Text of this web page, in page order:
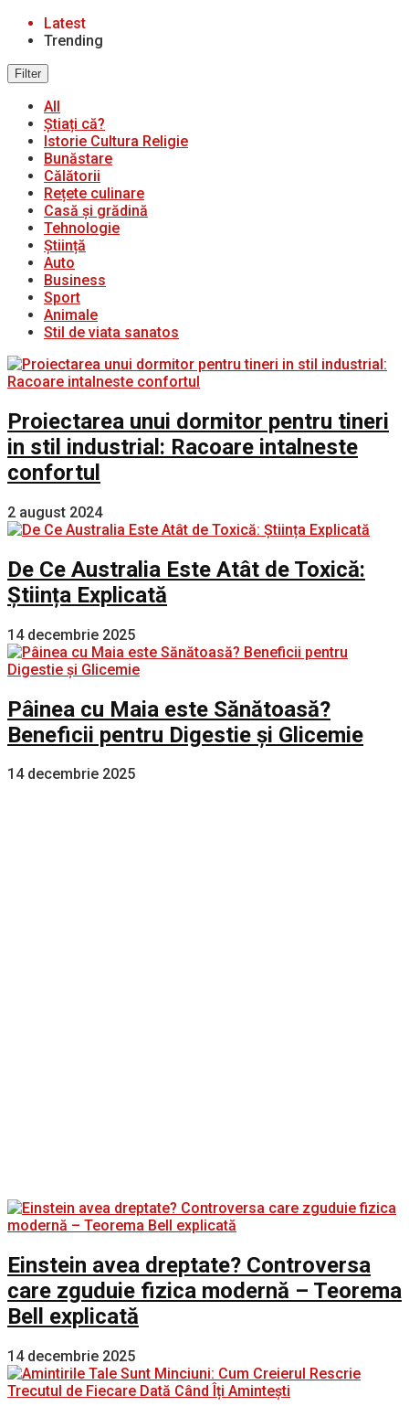
Latest
Trending
Filter
All
Știați că?
Istorie Cultura Religie
Bunăstare
Călătorii
Rețete culinare
Casă și grădină
Tehnologie
Știință
Auto
Business
Sport
Animale
Stil de viata sanatos
Proiectarea unui dormitor pentru tineri
in stil industrial: Racoare intalneste
confortul
2 august 2024
De Ce Australia Este Atât de Toxică:
Știința Explicată
14 decembrie 2025
Pâinea cu Maia este Sănătoasă?
Beneficii pentru Digestie și Glicemie
14 decembrie 2025
Einstein avea dreptate? Controversa
care zguduie fizica modernă – Teorema
Bell explicată
14 decembrie 2025